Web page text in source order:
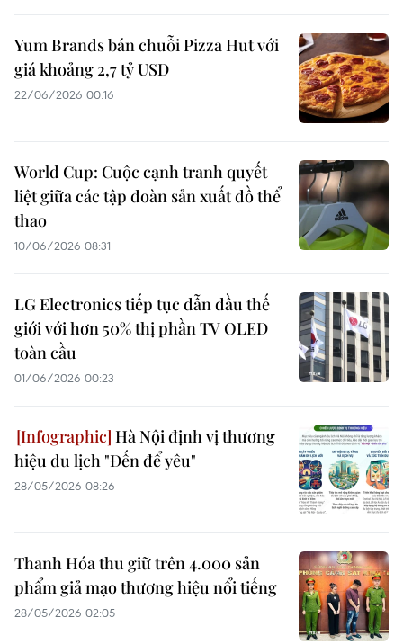
Yum Brands bán chuỗi Pizza Hut với
giá khoảng 2,7 tỷ USD
22/06/2026 00:16
World Cup: Cuộc cạnh tranh quyết
liệt giữa các tập đoàn sản xuất đồ thể
thao
10/06/2026 08:31
LG Electronics tiếp tục dẫn đầu thế
giới với hơn 50% thị phần TV OLED
toàn cầu
01/06/2026 00:23
Hà Nội định vị thương
hiệu du lịch "Đến để yêu"
28/05/2026 08:26
Thanh Hóa thu giữ trên 4.000 sản
phẩm giả mạo thương hiệu nổi tiếng
28/05/2026 02:05